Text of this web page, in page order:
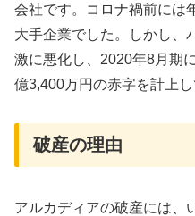
会社です。コロナ禍前には
大手企業でした。しかし、
激に悪化し、2020年8月期
億3,400万円の赤字を計上し
破産の理由
アルカディアの破産には、